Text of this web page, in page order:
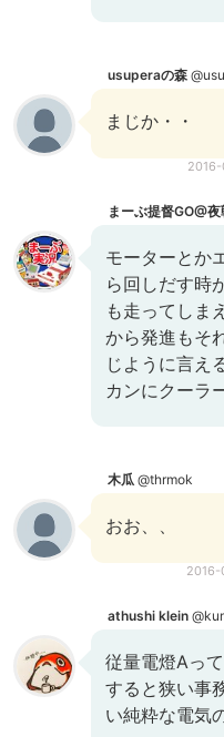
usuperaの森
まじか・・
まーぶ提督GO@夜
モーターとか
ら回しだす時
も走ってしま
から発進もそ
じように言え
カンにクーラ
木瓜 @thrmok
おお、、
2016-
athushi klein
従量電燈Aっ
すると狭い事
い純粋な電気